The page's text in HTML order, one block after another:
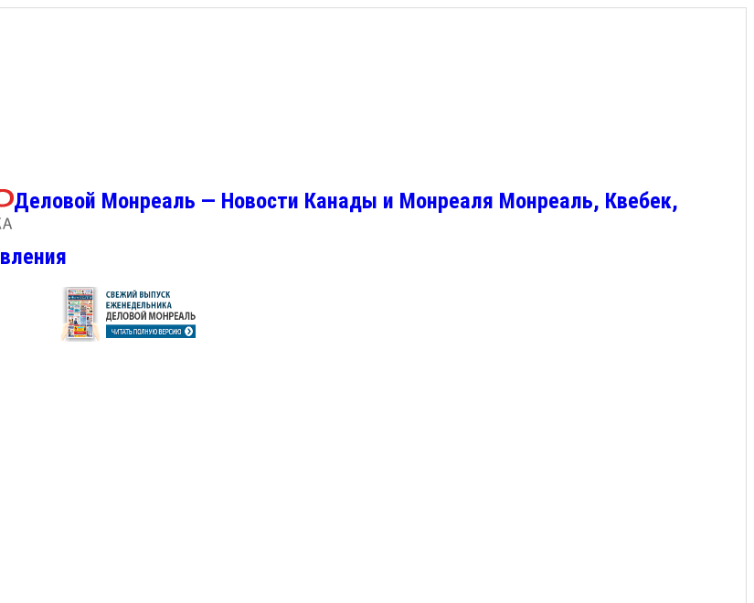
Деловой Монреаль — Новости Канады и Монреаля Монреаль, Квебек,